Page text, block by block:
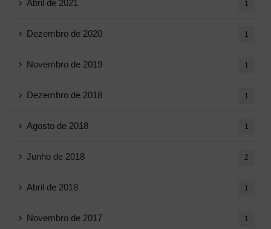
Abril de 2021 1
Dezembro de 2020 1
Novembro de 2019 1
Dezembro de 2018 1
Agosto de 2018 1
Junho de 2018 2
Abril de 2018 1
Novembro de 2017 1